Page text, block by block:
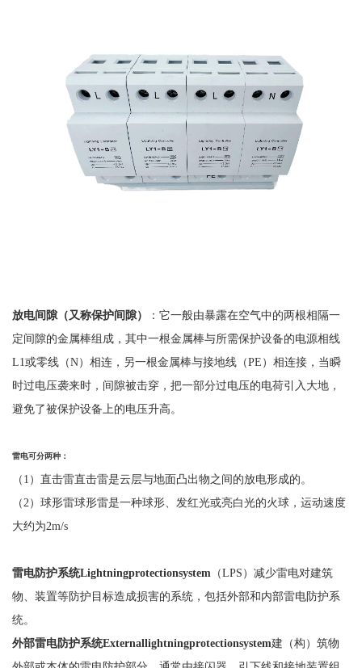
放电间隙（又称保护间隙）
：它一般由暴露在空气中的两根相隔一
定间隙的金属棒组成，其中一根金属棒与所需保护设备的电源相线
L1或零线（N）相连，另一根金属棒与接地线（PE）相连接，当瞬
时过电压袭来时，间隙被击穿，把一部分过电压的电荷引入大地，
避免了被保护设备上的电压升高。
雷电可分两种：
（1）直击雷直击雷是云层与地面凸出物之间的放电形成的。
（2）球形雷球形雷是一种球形、发红光或亮白光的火球，运动速度
大约为2m/s
雷电防护系统Lightningprotectionsystem （LPS）减少雷电对建筑
物、装置等防护目标造成损害的系统，包括外部和内部雷电防护系
统。
外部雷电防护系统Externallightningprotectionsystem建（构）筑物